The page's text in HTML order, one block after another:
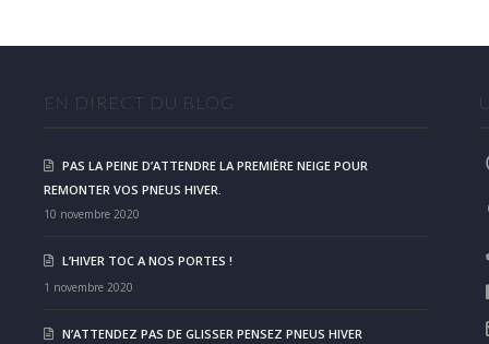
EN DIRECT DU BLOG
PAS LA PEINE D’ATTENDRE LA PREMIÈRE NEIGE POUR
REMONTER VOS PNEUS HIVER.
10 novembre 2020
L’HIVER TOC A NOS PORTES !
1 novembre 2020
N’ATTENDEZ PAS DE GLISSER PENSEZ PNEUS HIVER